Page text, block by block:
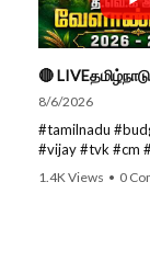
8/6/2026
#tamilnadu
#vijay #tvk #cm
#viral #nowtrending #video
ROCKFORT
1.4K Views • 0